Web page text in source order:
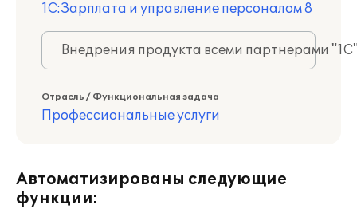
1С:Зарплата и управление персоналом 8
Внедрения продукта всеми партнерами
Отрасль / Функциональная задача
Профессиональные услуги
Автоматизированы следующие
функции: